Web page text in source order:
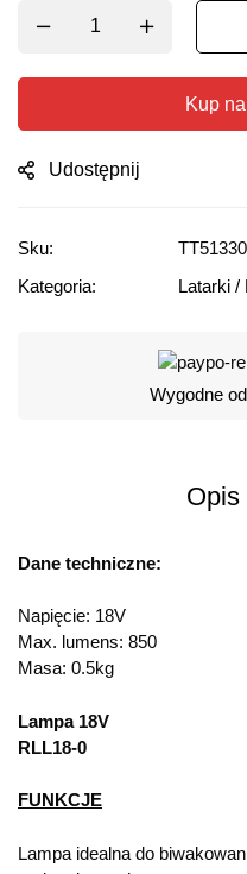
Kup
Udostępnij
Sku:
Kategoria:
Latarki /
Wygodne
Opis
Dane techniczne:
Napięcie: 18V
Max. lumens: 850
Masa: 0.5kg
Lampa 18V
RLL18-0
FUNKCJE
Lampa idealna do